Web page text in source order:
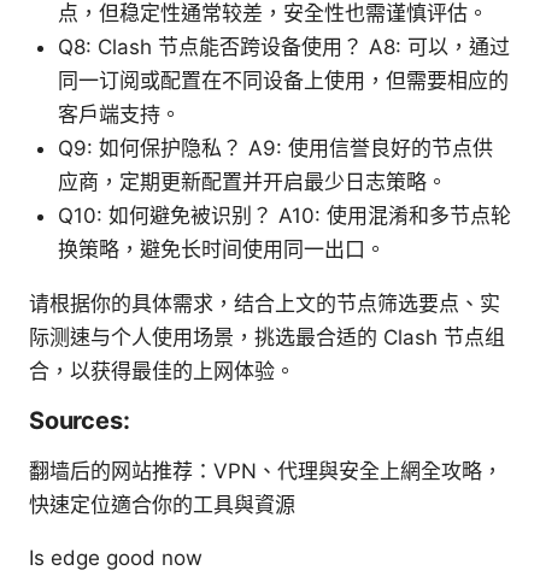
点，但稳定性通常较差，安全性也需谨慎评估。
Q8: Clash 节点能否跨设备使用？ A8: 可以，通过
同一订阅或配置在不同设备上使用，但需要相应的
客户端支持。
Q9: 如何保护隐私？ A9: 使用信誉良好的节点供
应商，定期更新配置并开启最少日志策略。
Q10: 如何避免被识别？ A10: 使用混淆和多节点轮
换策略，避免长时间使用同一出口。
请根据你的具体需求，结合上文的节点筛选要点、实
际测速与个人使用场景，挑选最合适的 Clash 节点组
合，以获得最佳的上网体验。
Sources:
翻墙后的网站推荐：VPN、代理與安全上網全攻略，
快速定位適合你的工具與資源
Is edge good now